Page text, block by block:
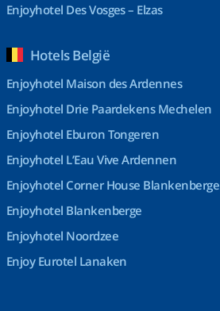
Enjoyhotel Des Vosges – Elzas
Hotels België
Enjoyhotel Maison des Ardennes
Enjoyhotel Drie Paardekens Mechelen
Enjoyhotel Eburon Tongeren
Enjoyhotel L’Eau Vive Ardennen
Enjoyhotel Corner House Blankenberge
Enjoyhotel Blankenberge
Enjoyhotel Noordzee
Enjoy Eurotel Lanaken